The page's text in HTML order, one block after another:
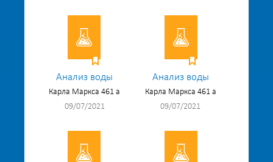
Анализ воды
Карла Маркса 461 а
09/07/2021
Анализ воды
Карла Маркса 461 а
09/07/2021